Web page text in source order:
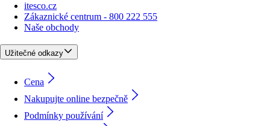
itesco.cz
Zákaznické centrum - 800 222 555
Naše obchody
Užitečné odkazy
Cena
Nakupujte online bezpečně
Podmínky používání